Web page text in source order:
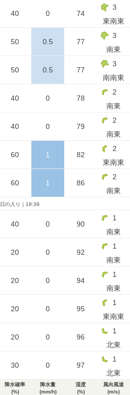
40 0 74
3
東南東
50 0.5 77
3
南東
50 0.5 77
3
南南東
40 0 78
2
南東
40 0 79
2
南東
60 1 82
2
東南東
60 1 86
2
南東
日の入り｜18:39
40 0 90
1
南東
20 0 92
1
南東
20 0 94
1
南東
20 0 95
1
東南東
20 0 96
1
北東
30 0 97
1
北東
降水確率
(%)
降水量
(mm/h)
湿度
(%)
風向風速
(m/s)